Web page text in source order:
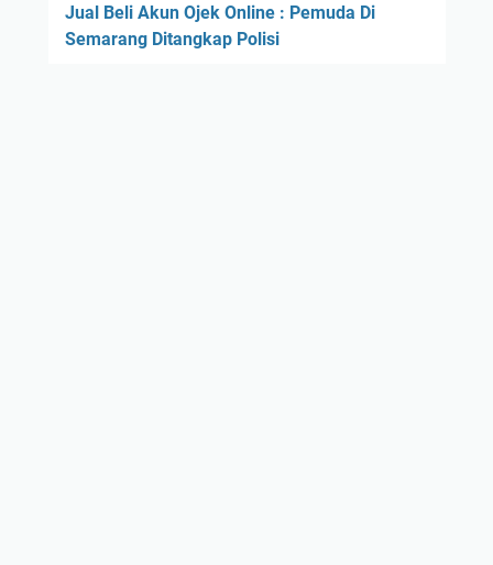
Jual Beli Akun Ojek Online : Pemuda Di
Semarang Ditangkap Polisi